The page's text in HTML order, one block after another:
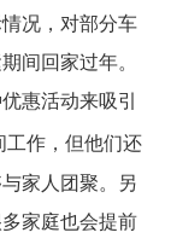
况，对部分车
间回家过年。
惠活动来吸引
作，但他们还
家人团聚。另
家庭也会提前